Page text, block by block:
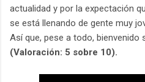
actualidad y por la expectación
se está llenando de gente muy
Así que, pese a todo, bienvenido
(Valoración: 5 sobre 10).